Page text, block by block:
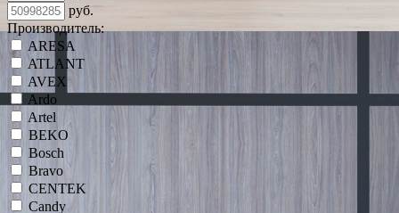
руб.
Производитель:
ARESA
ATLANT
AVEX
Ardo
Artel
BEKO
Bosch
Bravo
CENTEK
Candy